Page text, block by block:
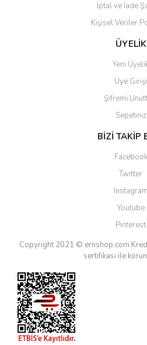
Gönder
İptal ve İade
Kişisel Veriler
ÜYELİK
Yeni
Üye Girişi
Şifremi
Sepetiniz
BİZİ TAKİP
Facebook
Twitter
Instagram
Youtube
Pinterest
Copyright 2021 © ernshop.com
sertifikası ile